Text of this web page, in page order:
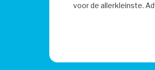
voor de allerkleinste.